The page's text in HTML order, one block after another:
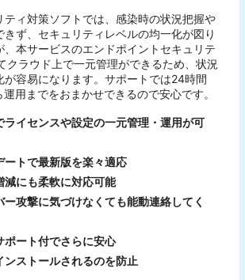
ティ対策ソフトでは、感染時の状況把握や
ず、セキュリティレベルの均一化が図り
、本サービスのエンドポイントセキュリテ
クラウド上で一元管理ができるため、状況
が容易になります。サポートでは24時間
用までをおまかせできるので安心です。
ライセンスや設定の一元管理・運用が可
ートで最新版を楽々適応
減にも柔軟に対応可能
ー攻撃に気づけなくても能動連絡してく
ポート付でさらに安心
ンストールされるのを防止